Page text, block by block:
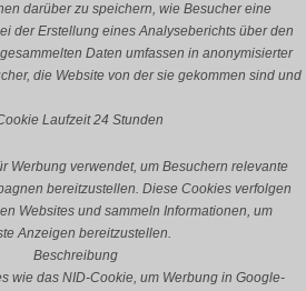
darüber zu speichern, wie Besucher eine
der Erstellung eines Analyseberichts über den
Daten umfassen in anonymisierter
die Website von der sie gekommen sind und
Laufzeit 24 Stunden
Werbung verwendet, um Besuchern relevante
bereitzustellen. Diese Cookies verfolgen
Websites und sammeln Informationen, um
Anzeigen bereitzustellen.
Beschreibung
wie das NID-Cookie, um Werbung in Google-